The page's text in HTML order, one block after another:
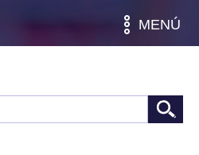
MENÚ